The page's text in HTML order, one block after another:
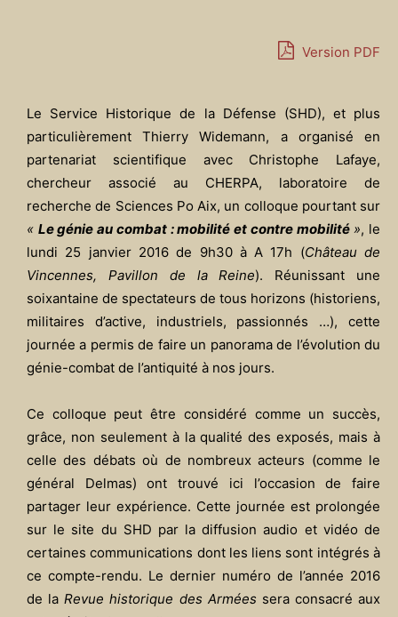
Version PDF
Le Service Historique de la Défense (SHD), et plus
particulièrement Thierry Widemann, a organisé en
partenariat scientifique avec Christophe Lafaye,
chercheur associé au CHERPA, laboratoire de
recherche de Sciences Po Aix, un colloque pourtant sur
« Le génie au combat : mobilité et contre mobilité», le
lundi 25 janvier 2016 de 9h30 à A 17h (Château de
Vincennes, Pavillon de la Reine). Réunissant une
soixantaine de spectateurs de tous horizons (historiens,
militaires d’active, industriels, passionnés …), cette
journée a permis de faire un panorama de l’évolution du
génie-combat de l’antiquité à nos jours.
Ce colloque peut être considéré comme un succès,
grâce, non seulement à la qualité des exposés, mais à
celle des débats où de nombreux acteurs (comme le
général Delmas) ont trouvé ici l’occasion de faire
partager leur expérience. Cette journée est prolongée
sur le site du SHD par la diffusion audio et vidéo de
certaines communications dont les liens sont intégrés à
ce compte-rendu. Le dernier numéro de l’année 2016
de laRevue historique des Armées sera consacré aux